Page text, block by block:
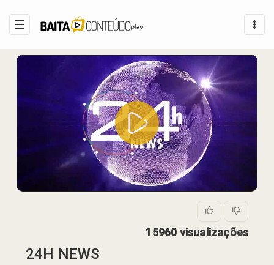
PLANOS
CÓDIGO DE ACESSO
FALE CONOSCO
Play
Video
15960 visualizações
24H NEWS